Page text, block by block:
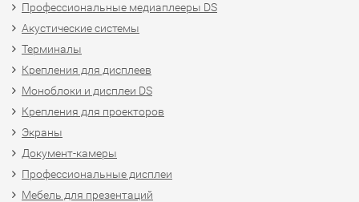
Профессиональные медиаплееры DS
Акустические системы
Терминалы
Крепления для дисплеев
Моноблоки и дисплеи DS
Крепления для проекторов
Экраны
Документ-камеры
Профессиональные дисплеи
Мебель для презентаций